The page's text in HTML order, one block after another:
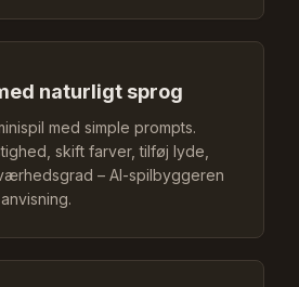
naturligt sprog
med simple prompts.
skift farver, tilføj lyde,
– AI-spilbyggeren